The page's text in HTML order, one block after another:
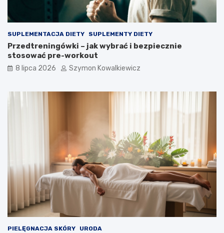
SUPLEMENTACJA DIETY SUPLEMENTY DIETY
Przedtreningówki – jak wybrać i bezpiecznie
stosować pre-workout
8 lipca 2026 Szymon Kowalkiewicz
PIELĘGNACJA SKÓRY URODA